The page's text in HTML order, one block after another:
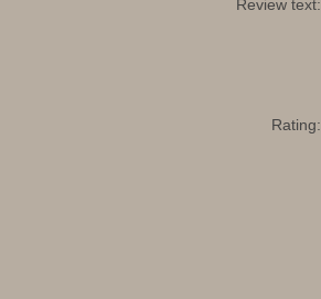
Review text:
Rating: